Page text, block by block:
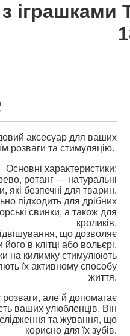
іграшками
аксесуар для ваших
розваги та стимуляцію.
Основні характеристики:
ротанг — натуральні
які безпечні для тварин.
підходить для дрібних
свинки, а також для
кроликів.
що дозволяє
його в клітці або вольєрі.
на килимку стимулюють
їх активному способу
життя.
але й допомагає
ваших улюбленців. Він
та жування, що
корисно для їх зубів.